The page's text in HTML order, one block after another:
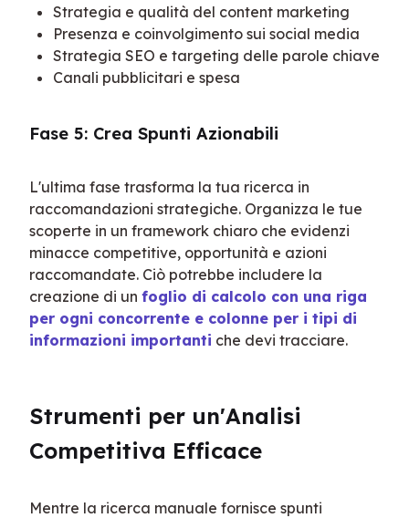
Strategia e qualità del content marketing
Presenza e coinvolgimento sui social media
Strategia SEO e targeting delle parole chiave
Canali pubblicitari e spesa
Fase 5: Crea Spunti Azionabili
L'ultima fase trasforma la tua ricerca in
raccomandazioni strategiche. Organizza le tue
scoperte in un framework chiaro che evidenzi
minacce competitive, opportunità e azioni
raccomandate. Ciò potrebbe includere la
creazione di un foglio di calcolo con una riga
per ogni concorrente e colonne per i tipi di
informazioni importanti che devi tracciare.
Strumenti per un'Analisi
Competitiva Efficace
Mentre la ricerca manuale fornisce spunti